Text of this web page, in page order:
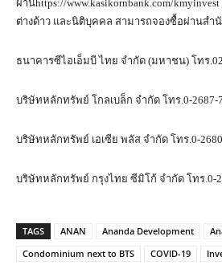
ผ่านhttps://www.kasikornbank.com/
ต่างด้าว และนิติบุคคล สามารถจองซื้อผ่านสำ
ธนาคารซีไอเอ็มบี ไทย จำกัด (มหาชน) โทร
บริษัทหลักทรัพย์ โกลเบล็ก จำกัด โทร.0-2687-
บริษัทหลักทรัพย์ เอเซีย พลัส จำกัด โทร.0-
บริษัทหลักทรัพย์ กรุงไทย ซีมิโก้ จำกัด โทร.0-
TAGS ANAN Ananda Development
Condominium next to BTS
COVID-19